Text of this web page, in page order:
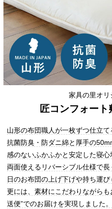
家具の里オリ
匠コンフォー
山形の布団職人が一枚ずつ仕立て
抗菌防臭・防ダニ綿と厚手の
感のないふかふかと安定した寝心
両面使えるリバーシブル仕様で
日のお布団の上げ下げや持ち運び
更には、素材にこだわりながら
送便”でのお届けを実現しました。